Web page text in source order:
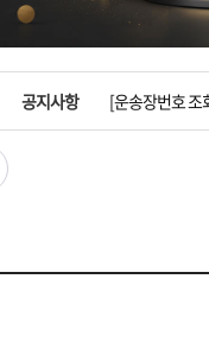
공지사항
[2026구정 연
[운송장번호 조
입금확인이 안